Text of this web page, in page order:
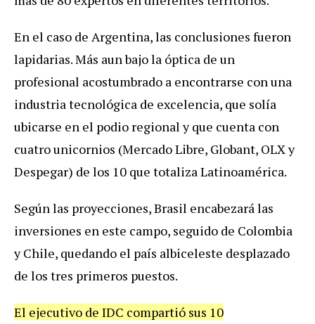
En el caso de Argentina, las conclusiones fueron
lapidarias. Más aun bajo la óptica de un
profesional acostumbrado a encontrarse con una
industria tecnológica de excelencia, que solía
ubicarse en el podio regional y que cuenta con
cuatro unicornios (Mercado Libre, Globant, OLX y
Despegar) de los 10 que totaliza Latinoamérica.
Según las proyecciones, Brasil encabezará las
inversiones en este campo, seguido de Colombia
y Chile, quedando el país albiceleste desplazado
de los tres primeros puestos.
El ejecutivo de IDC compartió sus 10